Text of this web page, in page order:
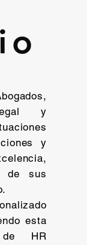
legal y
y
de sus
esta
de HR